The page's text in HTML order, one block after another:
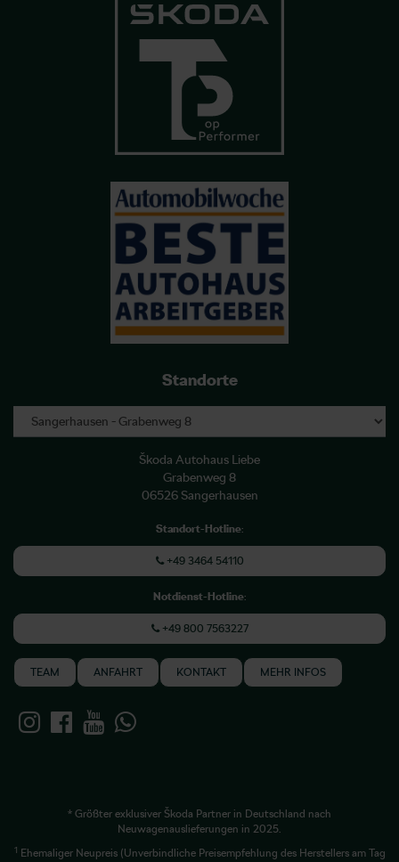
Standorte
Škoda Autohaus Liebe
Grabenweg 8
06526 Sangerhausen
Standort-Hotline:
+49 3464 54110
Notdienst-Hotline:
+49 800 7563227
TEAM ANFAHRT KONTAKT MEHR INFOS
* Größter exklusiver Škoda Partner in Deutschland nach
Neuwagenauslieferungen in 2025.
1 Ehemaliger Neupreis (Unverbindliche Preisempfehlung des Herstellers am Tag